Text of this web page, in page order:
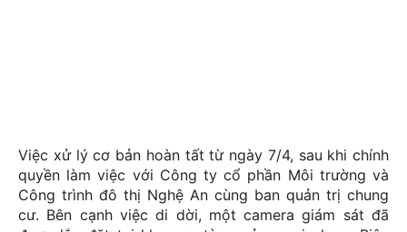
Việc xử lý cơ bản hoàn tất từ ngày 7/4, sau khi chính
quyền làm việc với Công ty cổ phần Môi trường và
Công trình đô thị Nghệ An cùng ban quản trị chung
cư. Bên cạnh việc di dời, một camera giám sát đã